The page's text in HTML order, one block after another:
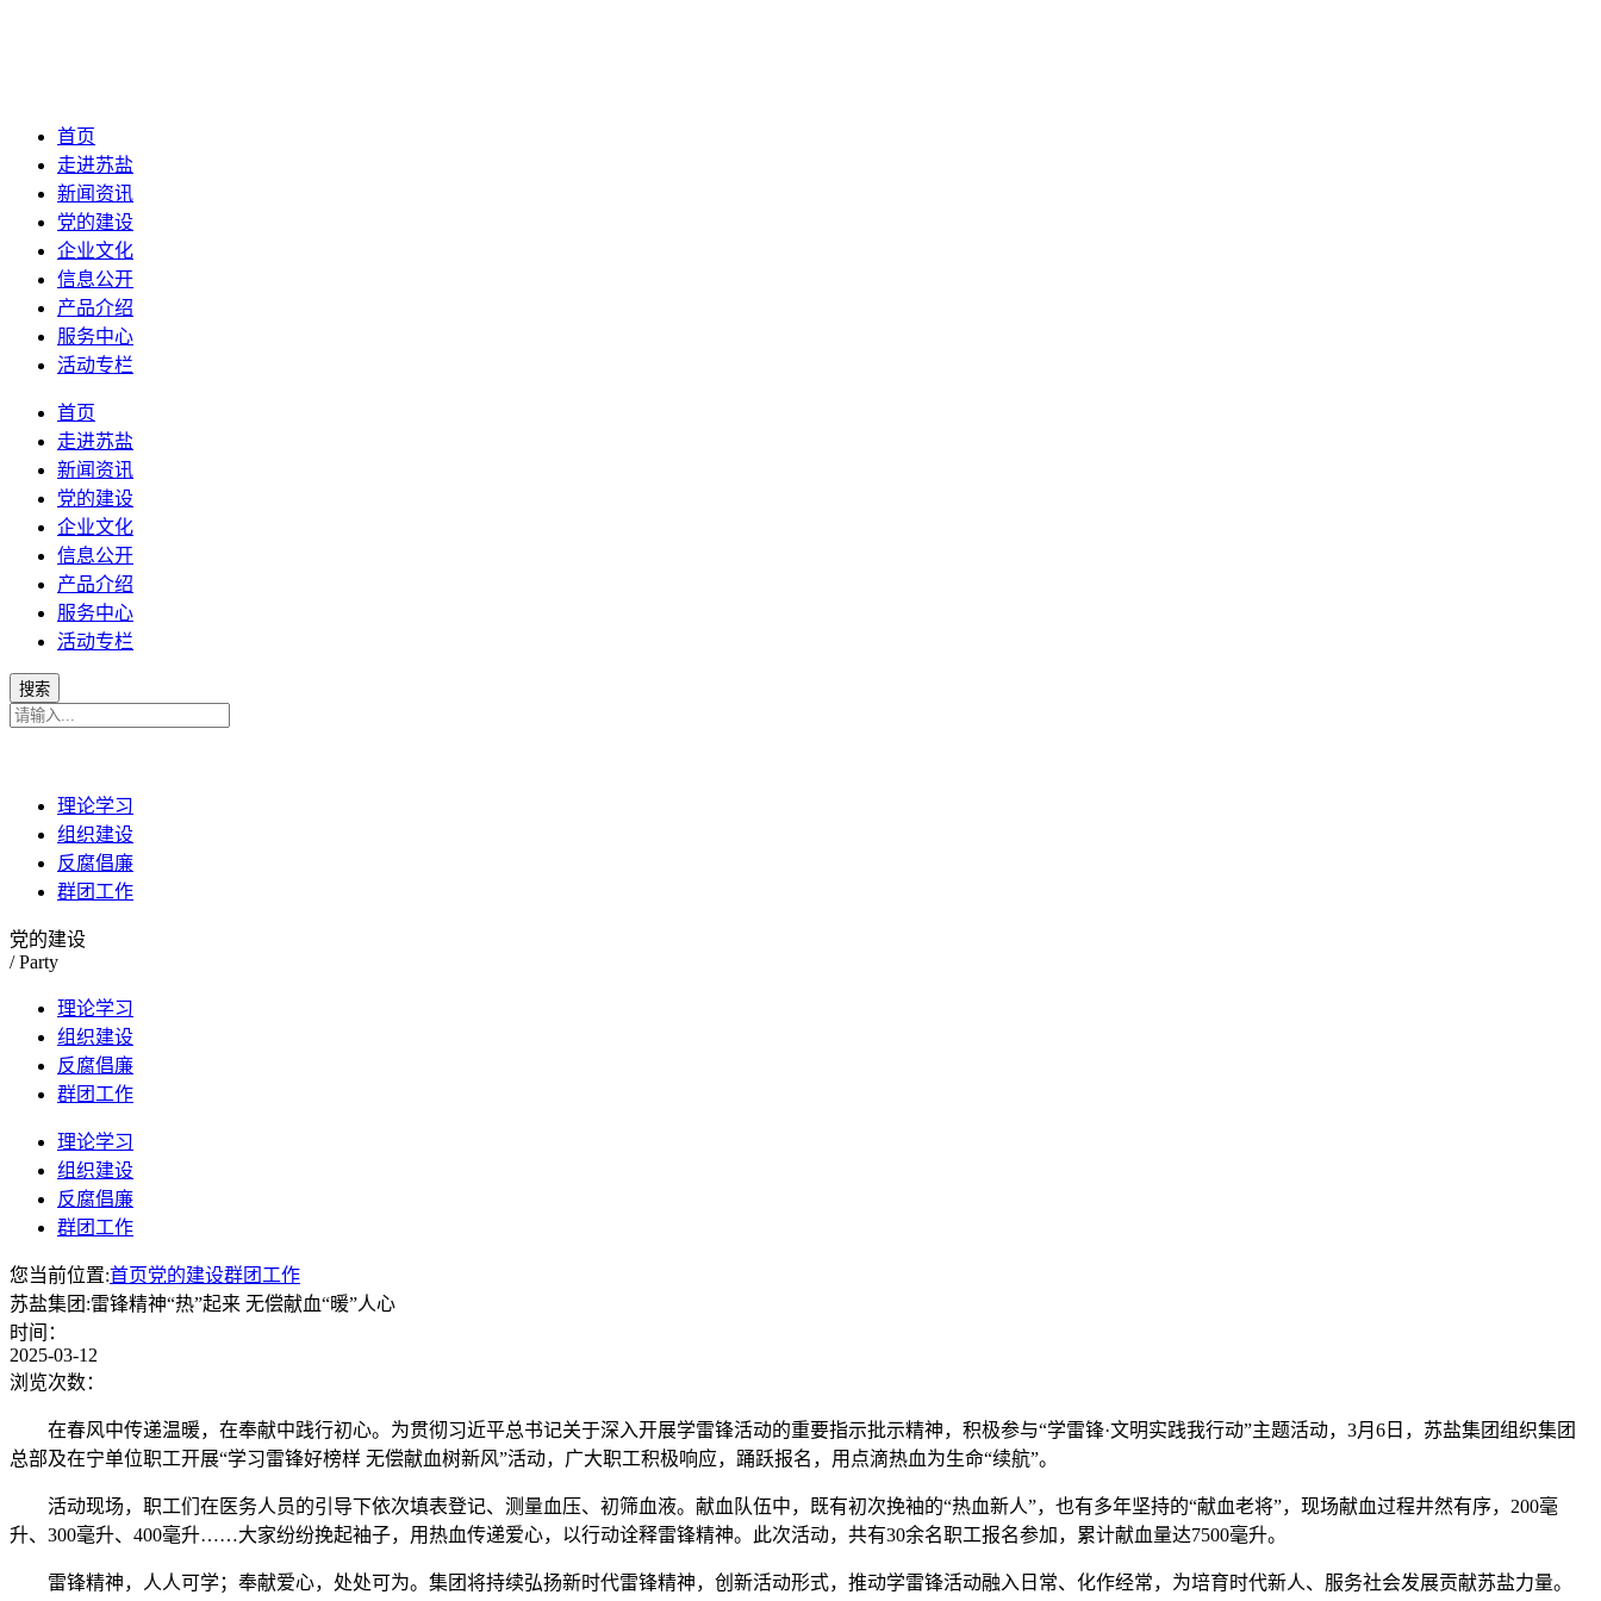
首页
走进苏盐
新闻资讯
党的建设
企业文化
信息公开
产品介绍
服务中心
活动专栏
首页
走进苏盐
新闻资讯
党的建设
企业文化
信息公开
产品介绍
服务中心
活动专栏
理论学习
组织建设
反腐倡廉
群团工作
党的建设
/ Party
理论学习
组织建设
反腐倡廉
群团工作
理论学习
组织建设
反腐倡廉
群团工作
您当前位置:首页党的建设群团工作
苏盐集团:雷锋精神“热”起来 无偿献血“暖”人心
时间：
2025-03-12
浏览次数：
在春风中传递温暖，在奉献中践行初心。为贯彻习近平总书记关于深入开展学雷锋活动的重要指示批示精神，积极参与“学雷锋·文明实践我行动”主题活动，3月6日，苏盐集团组织集团
总部及在宁单位职工开展“学习雷锋好榜样 无偿献血树新风”活动，广大职工积极响应，踊跃报名，用点滴热血为生命“续航”。
活动现场，职工们在医务人员的引导下依次填表登记、测量血压、初筛血液。献血队伍中，既有初次挽袖的“热血新人”，也有多年坚持的“献血老将”，现场献血过程井然有序，200毫
升、300毫升、400毫升……大家纷纷挽起袖子，用热血传递爱心，以行动诠释雷锋精神。此次活动，共有30余名职工报名参加，累计献血量达7500毫升。
雷锋精神，人人可学；奉献爱心，处处可为。集团将持续弘扬新时代雷锋精神，创新活动形式，推动学雷锋活动融入日常、化作经常，为培育时代新人、服务社会发展贡献苏盐力量。